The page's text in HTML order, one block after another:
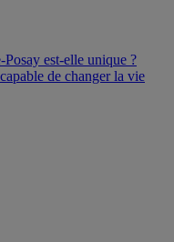
est-elle unique ?
de changer la vie